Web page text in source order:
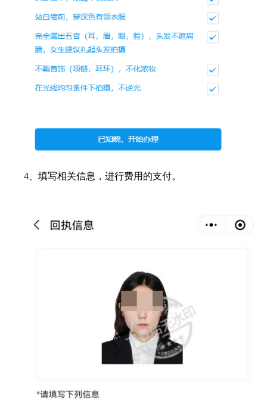
4、填写相关信息，进行费用的支付。